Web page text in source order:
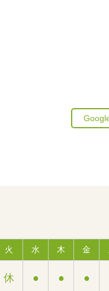
火 水 木 金
休 ● ● ●